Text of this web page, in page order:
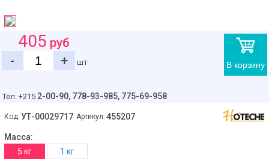
В корзину
405 руб
-
+ шт
Тел: +215 2-00-90, 778-93-985, 775-69-958
Код: УТ-00029717 Артикул: 455207
Масса:
5 кг
1 кг